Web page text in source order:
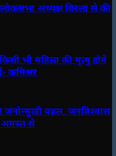
अध्यक्ष बिरला से की
भी महिला की मृत्यु होने
कमिश्नर
जनोन्मुखी पहल, जनविश्वास
अगस्त से